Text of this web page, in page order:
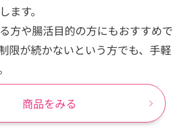
ます。
方や腸活目的の方にもおすすめで
限が続かないという方でも、手軽
商品をみる